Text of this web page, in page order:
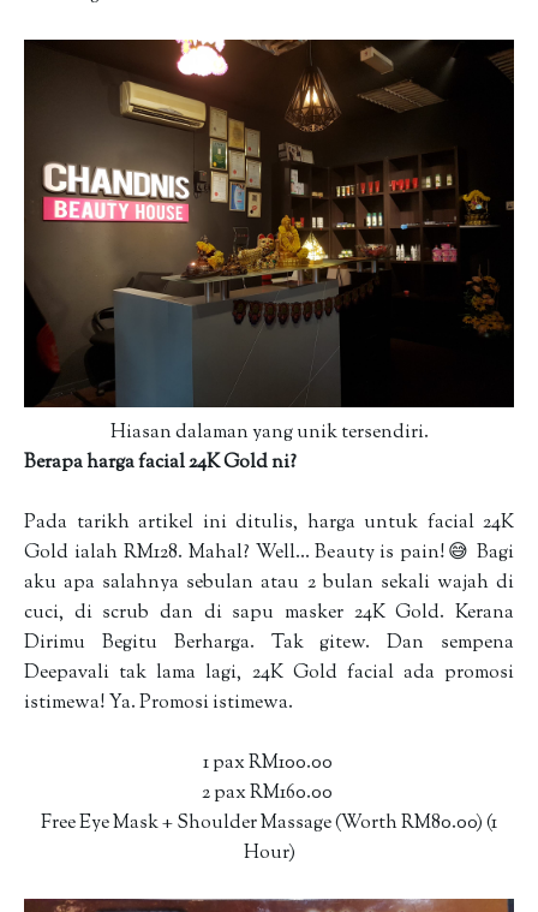
Hiasan dalaman yang unik tersendiri.
Berapa harga facial 24K Gold ni?
Pada tarikh artikel ini ditulis, harga untuk facial 24K
Gold ialah RM128. Mahal? Well... Beauty is pain!😅 Bagi
aku apa salahnya sebulan atau 2 bulan sekali wajah di
cuci, di scrub dan di sapu masker 24K Gold. Kerana
Dirimu Begitu Berharga. Tak gitew. Dan sempena
Deepavali tak lama lagi, 24K Gold facial ada promosi
istimewa! Ya. Promosi istimewa.
1 pax RM100.00
2 pax RM160.00
Free Eye Mask + Shoulder Massage (Worth RM80.00) (1
Hour)